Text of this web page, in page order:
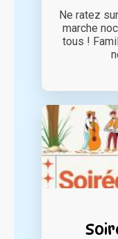
Ne ratez
marche
tous !